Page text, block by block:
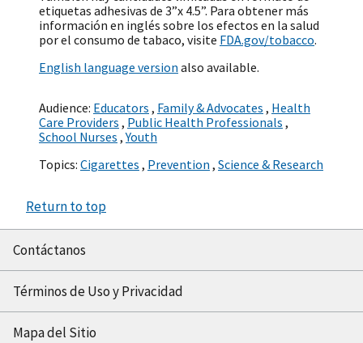
etiquetas adhesivas de 3”x 4.5”. Para obtener más
información en inglés sobre los efectos en la salud
por el consumo de tabaco, visite FDA.gov/tobacco.
English language version also available.
Audience: Educators , Family & Advocates , Health
Care Providers , Public Health Professionals ,
School Nurses ,Youth
Topics: Cigarettes , Prevention , Science & Research
Return to top
Contáctanos
Términos de Uso y Privacidad
Mapa del Sitio